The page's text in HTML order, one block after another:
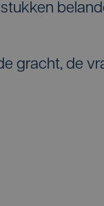
gracht, de